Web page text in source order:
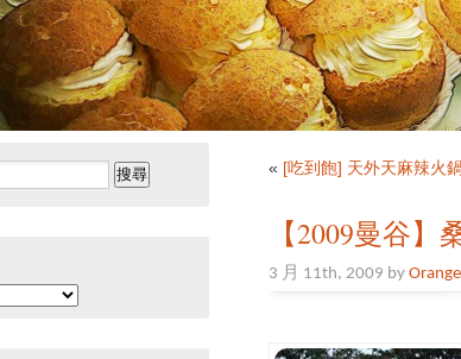
« [吃到飽] 天外天麻辣火
【2009曼谷
3 月 11th, 2009 byOrange